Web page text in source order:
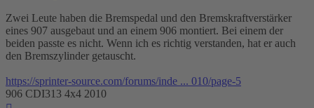
Zwei Leute haben die Bremspedal und den Bremskraftverstärker
eines 907 ausgebaut und an einem 906 montiert. Bei einem der
beiden passte es nicht. Wenn ich es richtig verstanden, hat er auch
den Bremszylinder getauscht.
https://sprinter-source.com/forums/inde ... 010/page-5
906 CDI313 4x4 2010